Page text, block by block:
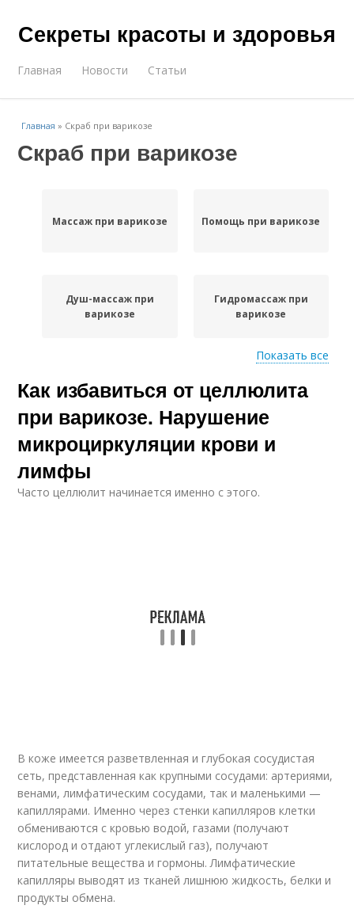
Секреты красоты и здоровья
Главная Новости Статьи
Главная » Скраб при варикозе
Скраб при варикозе
Массаж при варикозе Помощь при варикозе
Душ-массаж при
варикозе
Гидромассаж при
варикозе
Гидромассаж от
варикоза
Показать все
Как избавиться от целлюлита
при варикозе. Нарушение
микроциркуляции крови и
лимфы
Часто целлюлит начинается именно с этого.
В коже имеется разветвленная и глубокая сосудистая
сеть, представленная как крупными сосудами: артериями,
венами, лимфатическим сосудами, так и маленькими —
капиллярами. Именно через стенки капилляров клетки
обмениваются с кровью водой, газами (получают
кислород и отдают углекислый газ), получают
питательные вещества и гормоны. Лимфатические
капилляры выводят из тканей лишнюю жидкость, белки и
продукты обмена.